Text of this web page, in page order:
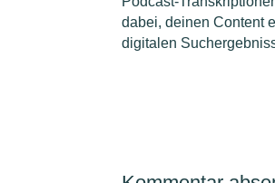
dabei, deinen Content
digitalen